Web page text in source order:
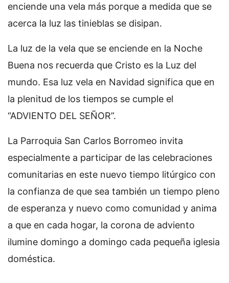
enciende una vela más porque a medida que se
acerca la luz las tinieblas se disipan.
La luz de la vela que se enciende en la Noche
Buena nos recuerda que Cristo es la Luz del
mundo. Esa luz vela en Navidad significa que en
la plenitud de los tiempos se cumple el
“ADVIENTO DEL SEÑOR”.
La Parroquia San Carlos Borromeo invita
especialmente a participar de las celebraciones
comunitarias en este nuevo tiempo litúrgico con
la confianza de que sea también un tiempo pleno
de esperanza y nuevo como comunidad y anima
a que en cada hogar, la corona de adviento
ilumine domingo a domingo cada pequeña iglesia
doméstica.